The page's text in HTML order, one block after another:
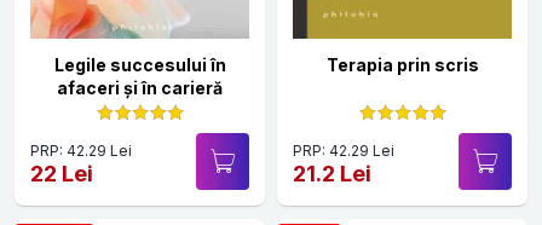
Legile succesului în
afaceri și în carieră
PRP: 42.29 Lei
22 Lei
Terapia prin scris
PRP: 42.29 Lei
21.2 Lei